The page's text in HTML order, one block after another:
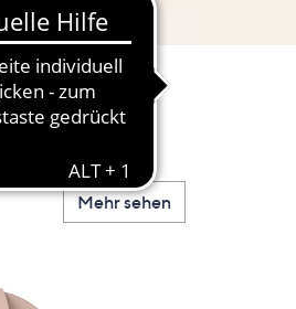
Mehr sehen